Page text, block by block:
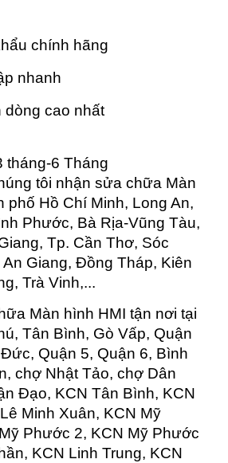
chính hãng
nhanh
dòng cao nhất
tháng-6 Tháng
tôi nhận sửa chữa Màn
phố Hồ Chí Minh, Long An,
Phước, Bà Rịa-Vũng Tàu,
Tp. Cần Thơ, Sóc
An Giang, Đồng Tháp, Kiên
Trà Vinh,...
Màn hình HMI tận nơi tại
Tân Bình, Gò Vấp, Quận
Quận 5, Quận 6, Bình
chợ Nhật Tảo, chợ Dân
Đạo, KCN Tân Bình, KCN
Minh Xuân, KCN Mỹ
Phước 2, KCN Mỹ Phước
KCN Linh Trung, KCN